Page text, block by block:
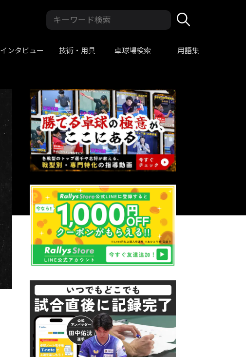
インタビュー 技術・用具 卓球場検索 用語集